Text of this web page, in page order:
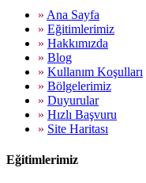
» Ana Sayfa
» Eğitimlerimiz
» Hakkımızda
» Blog
» Kullanım Koşulları
» Bölgelerimiz
» Duyurular
» Hızlı Başvuru
» Site Haritası
Eğitimlerimiz